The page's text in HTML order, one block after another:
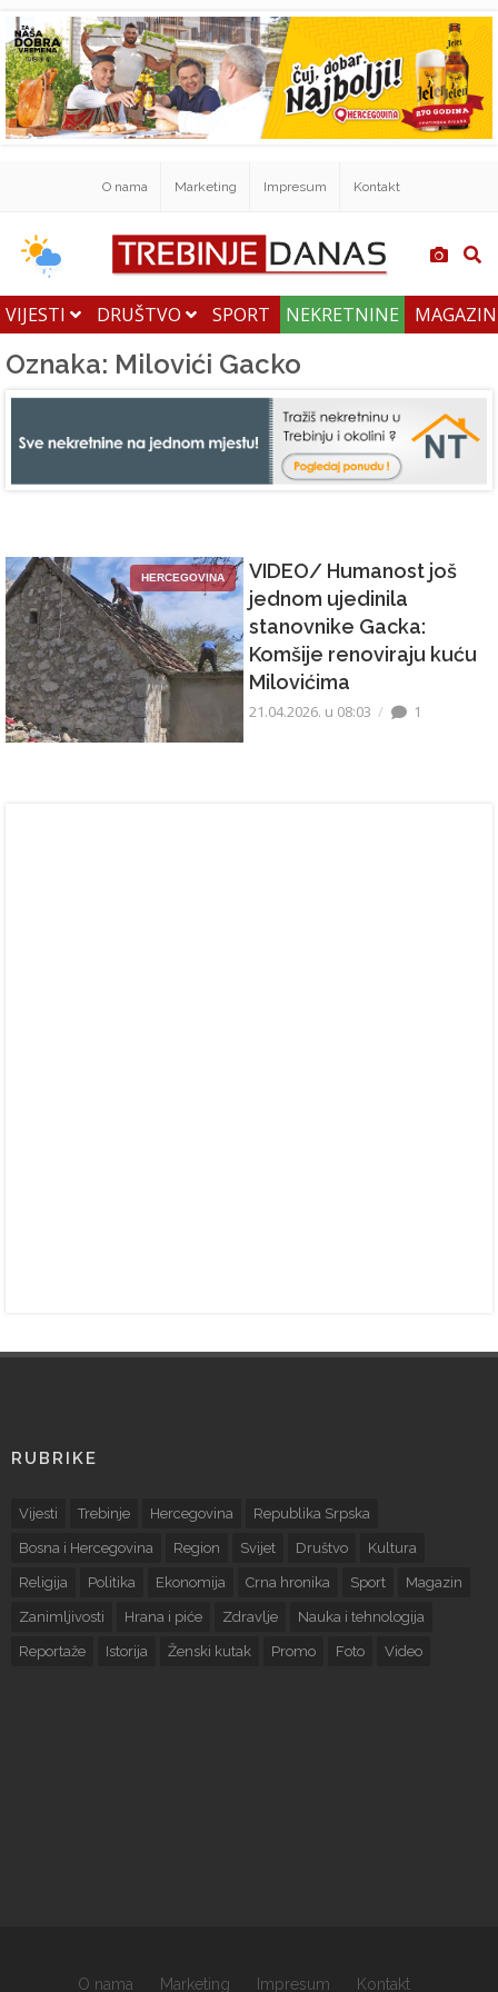
O nama Marketing Impresum Kontakt
VIJESTI DRUŠTVO SPORT NEKRETNINE
Oznaka: Milovići Gacko
HERCEGOVINA
VIDEO/ Humanost još
jednom ujedinila
stanovnike Gacka:
Komšije renoviraju kuću
Milovićima
21.04.2026. u 08:03 1
RUBRIKE
Vijesti Trebinje Hercegovina Republika Srpska
Bosna i Hercegovina Region Svijet Društvo Kultura
Religija Politika Ekonomija Crna hronika Sport Magazin
Zanimljivosti Hrana i piće Zdravlje Nauka i tehnologija
Reportaže Istorija Ženski kutak Promo Foto Video
O nama Marketing Impresum Kontakt